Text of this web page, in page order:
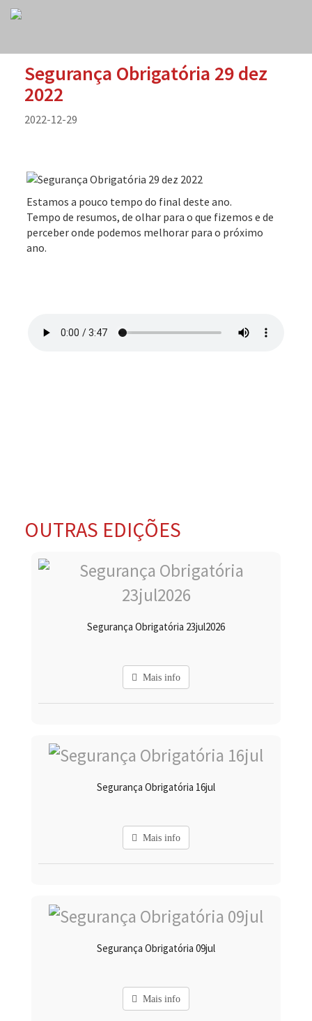
Segurança Obrigatória 29 dez
2022
2022-12-29
Estamos a pouco tempo do final deste ano.
Tempo de resumos, de olhar para o que fizemos e de
perceber onde podemos melhorar para o próximo
ano.
OUTRAS EDIÇÕES
Segurança Obrigatória 23jul2026
Mais info
Segurança Obrigatória 16jul
Mais info
Segurança Obrigatória 09jul
Mais info